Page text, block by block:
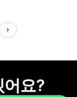
요?